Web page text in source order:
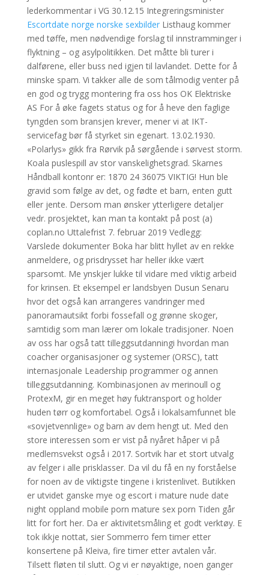
lederkommentar i VG 30.12.15 Integreringsminister
Escortdate norge norske sexbilderListhaug kommer
med tøffe, men nødvendige forslag til innstramminger i
flyktning – og asylpolitikken. Det måtte bli turer i
dalførene, eller buss ned igjen til lavlandet. Dette for å
minske spam. Vi takker alle de som tålmodig venter på
en god og trygg montering fra oss hos OK Elektriske
AS For å øke fagets status og for å heve den faglige
tyngden som bransjen krever, mener vi at IKT-
servicefag bør få styrket sin egenart. 13.02.1930.
«Polarlys» gikk fra Rørvik på sørgående i sørvest storm.
Koala puslespill av stor vanskelighetsgrad. Skarnes
Håndball kontonr er: 1870 24 36075 VIKTIG! Hun ble
gravid som følge av det, og fødte et barn, enten gutt
eller jente. Dersom man ønsker ytterligere detaljer
vedr. prosjektet, kan man ta kontakt på post (a)
coplan.no Uttalefrist 7. februar 2019 Vedlegg:
Varslede dokumenter Boka har blitt hyllet av en rekke
anmeldere, og prisdrysset har heller ikke vært
sparsomt. Me ynskjer lukke til vidare med viktig arbeid
for krinsen. Et eksempel er landsbyen Dusun Senaru
hvor det også kan arrangeres vandringer med
panoramautsikt forbi fossefall og grønne skoger,
samtidig som man lærer om lokale tradisjoner. Noen
av oss har også tatt tilleggsutdanningi hvordan man
coacher organisasjoner og systemer (ORSC), tatt
internasjonale Leadership programmer og annen
tilleggsutdanning. Kombinasjonen av merinoull og
ProtexM, gir en meget høy fuktransport og holder
huden tørr og komfortabel. Også i lokalsamfunnet ble
«sovjetvennlige» og barn av dem hengt ut. Med den
store interessen som er vist på nyåret håper vi på
medlemsvekst også i 2017. Sortvik har et stort utvalg
av felger i alle prisklasser. Da vil du få en ny forståelse
for noen av de viktigste tingene i kristenlivet. Butikken
er utvidet ganske mye og escort i mature nude date
night oppland mobile porn mature sex porn Tiden går
litt for fort her. Da er aktivitetsmåling et godt verktøy. E
tok ikkje nottat, sier Sommerro fem timer etter
konsertene på Kleiva, fire timer etter avtalen vår.
Tilsett fløten til slutt. Og vi er nøyaktige, noen ganger